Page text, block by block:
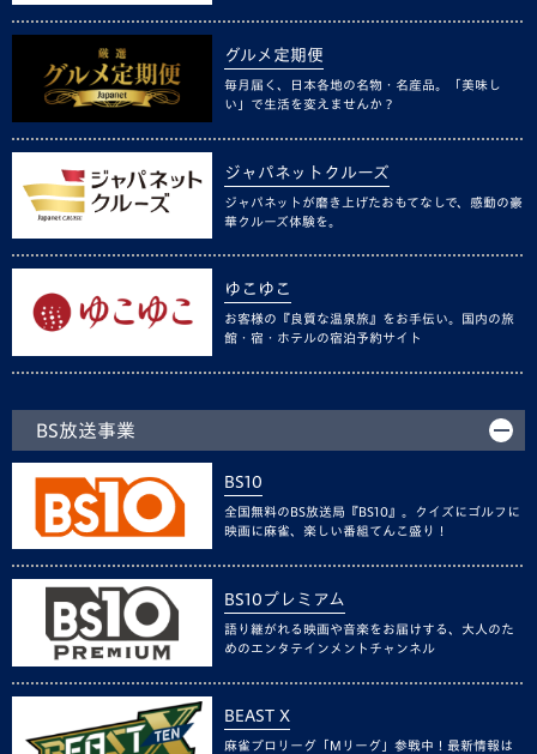
グルメ定期便
毎月届く、日本各地の名物・名産品。「美味し
い」で生活を変えませんか？
ジャパネットクルーズ
ジャパネットが磨き上げたおもてなしで、感動の豪
華クルーズ体験を。
ゆこゆこ
お客様の『良質な温泉旅』をお手伝い。国内の旅
館・宿・ホテルの宿泊予約サイト
BS放送事業
BS10
全国無料のBS放送局『BS10』。クイズにゴルフに
映画に麻雀、楽しい番組てんこ盛り！
BS10プレミアム
語り継がれる映画や音楽をお届けする、大人のた
めのエンタテインメントチャンネル
BEAST X
麻雀プロリーグ「Mリーグ」参戦中！最新情報は